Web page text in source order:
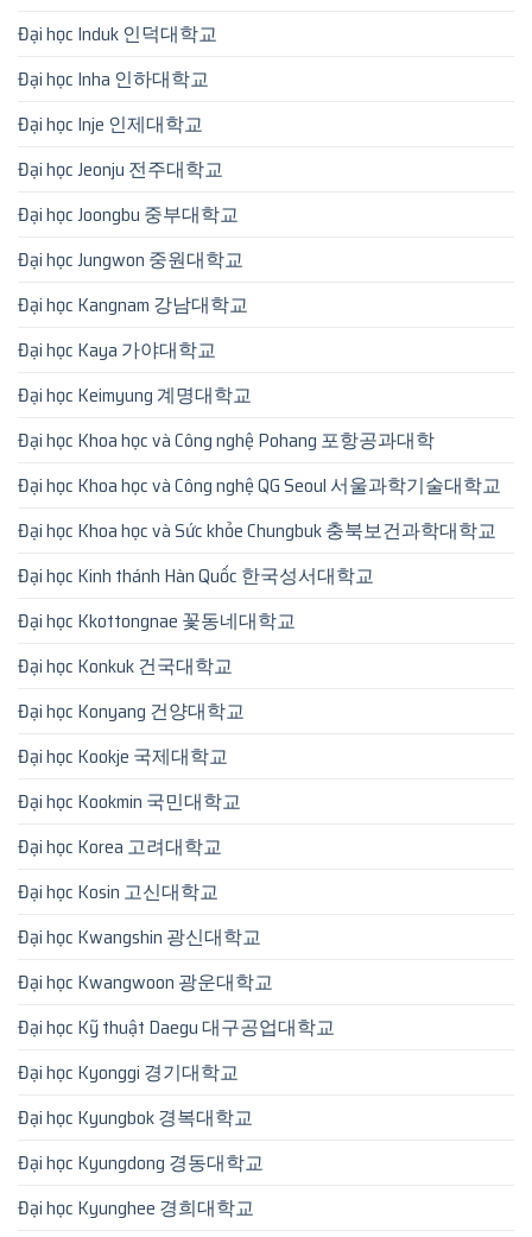
Đại học Induk 인덕대학교
Đại học Inha 인하대학교
Đại học Inje 인제대학교
Đại học Jeonju 전주대학교
Đại học Joongbu 중부대학교
Đại học Jungwon 중원대학교
Đại học Kangnam 강남대학교
Đại học Kaya 가야대학교
Đại học Keimyung 계명대학교
Đại học Khoa học và Công nghệ Pohang 포항공과대학
Đại học Khoa học và Công nghệ QG Seoul 서울과학기술대학교
Đại học Khoa học và Sức khỏe Chungbuk 충북보건과학대학교
Đại học Kinh thánh Hàn Quốc 한국성서대학교
Đại học Kkottongnae 꽃동네대학교
Đại học Konkuk 건국대학교
Đại học Konyang 건양대학교
Đại học Kookje 국제대학교
Đại học Kookmin 국민대학교
Đại học Korea 고려대학교
Đại học Kosin 고신대학교
Đại học Kwangshin 광신대학교
Đại học Kwangwoon 광운대학교
Đại học Kỹ thuật Daegu 대구공업대학교
Đại học Kyonggi 경기대학교
Đại học Kyungbok 경복대학교
Đại học Kyungdong 경동대학교
Đại học Kyunghee 경희대학교